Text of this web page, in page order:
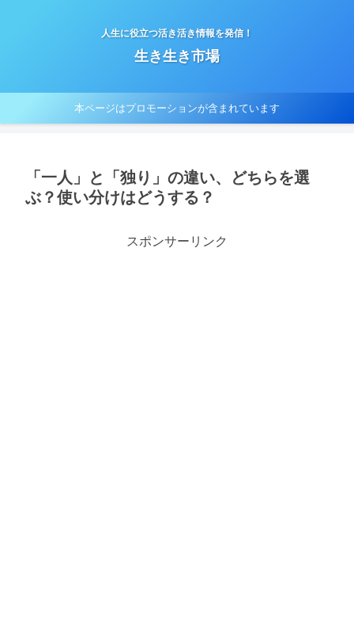
人生に役立つ活き活き情報を発信！
生き生き市場
本ページはプロモーションが含まれています
「一人」と「独り」の違い、どちらを選
ぶ？使い分けはどうする？
スポンサーリンク